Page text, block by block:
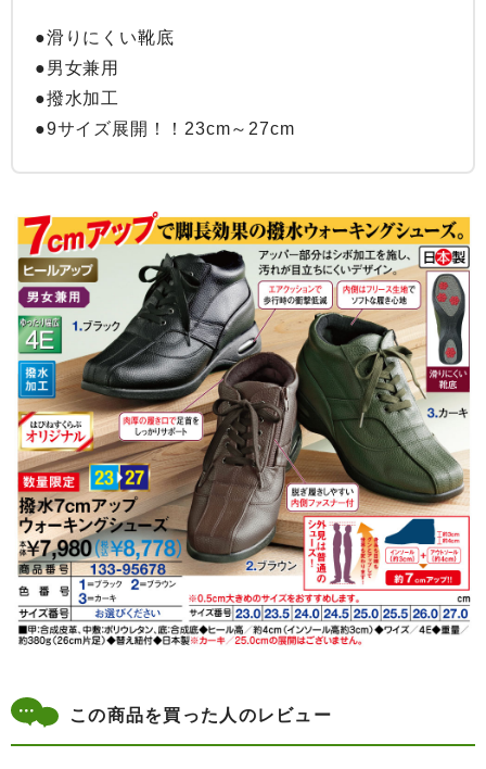
●滑りにくい靴底
●男女兼用
●撥水加工
●9サイズ展開！！23cm～27cm
この商品を買った人のレビュー